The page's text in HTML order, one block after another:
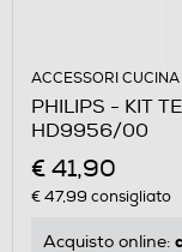
ACCESSORI CUCINA
PHILIPS - KIT
HD9956/00
€ 41,90
€ 47,99 consigliato
Acquisto online: